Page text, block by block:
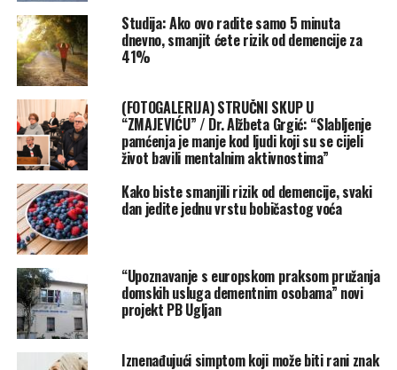
Studija, objavljena u časopisu Journal of Agricultural and
Food Chemistry, naglašava kako spojevi u espressu
djeluju na razgradnju tau proteina prije nego što oni
uzrokuju oštećenje. Čak su i omiljeni kokteli, poput
espresso martinija, pokazali potencijalno zaštitne učinke
jer sadrže te korisne spojeve.
Espresso kao tajno oružje u borbi protiv demencije?
espresso, a istraživanja su pokazala manju incidenciju
demencije u nekim regijama Italije. Znanstvenici su
koristili naprednu tehnologiju za analizu kemijskog
sastava espressa, uključujući nuklearnu magnetsku
rezonancu, kako bi utvrdili koje su tvari zaslužne za ove
korisne učinke. Profesorica D’Onofrio objašnjava:
“Espresso može biti prava energetska bomba. No, osim
što vas razbuđuje, espresso može spriječiti nakupljanje
Studija: Ako ovo radite samo 5 minuta
dnevno, smanjit ćete rizik od demencije za
41%
(FOTOGALERIJA) STRUČNI SKUP U
“ZMAJEVIĆU” / Dr. Alžbeta Grgić: “Slabljenje
pamćenja je manje kod ljudi koji su se cijeli
život bavili mentalnim aktivnostima”
Kako biste smanjili rizik od demencije, svaki
dan jedite jednu vrstu bobičastog voća
“Upoznavanje s europskom praksom pružanja
domskih usluga dementnim osobama” novi
projekt PB Ugljan
Iznenađujući simptom koji može biti rani znak